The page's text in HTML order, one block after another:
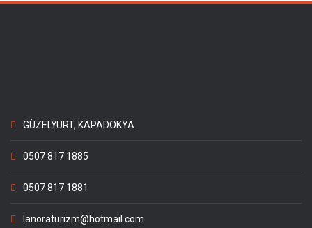
GÜZELYURT, KAPADOKYA
0507 817 1885
0507 817 1881
lanoraturizm@hotmail.com